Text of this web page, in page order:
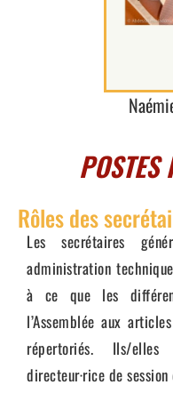
POSTES
Rôles des
Les secrétaires
administration
à ce que les
l’Assemblée aux
répertoriés. Ils/
directeur·rice de